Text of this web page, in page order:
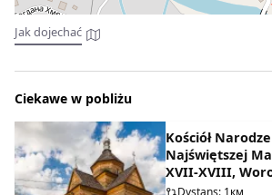
wtorek, środa.
Godziny otwarcia: od 10:00 do 17:00.
Jak dojechać
Ciekawe w pobliżu
Kościół
Najświętszej
XVII-XVIII,